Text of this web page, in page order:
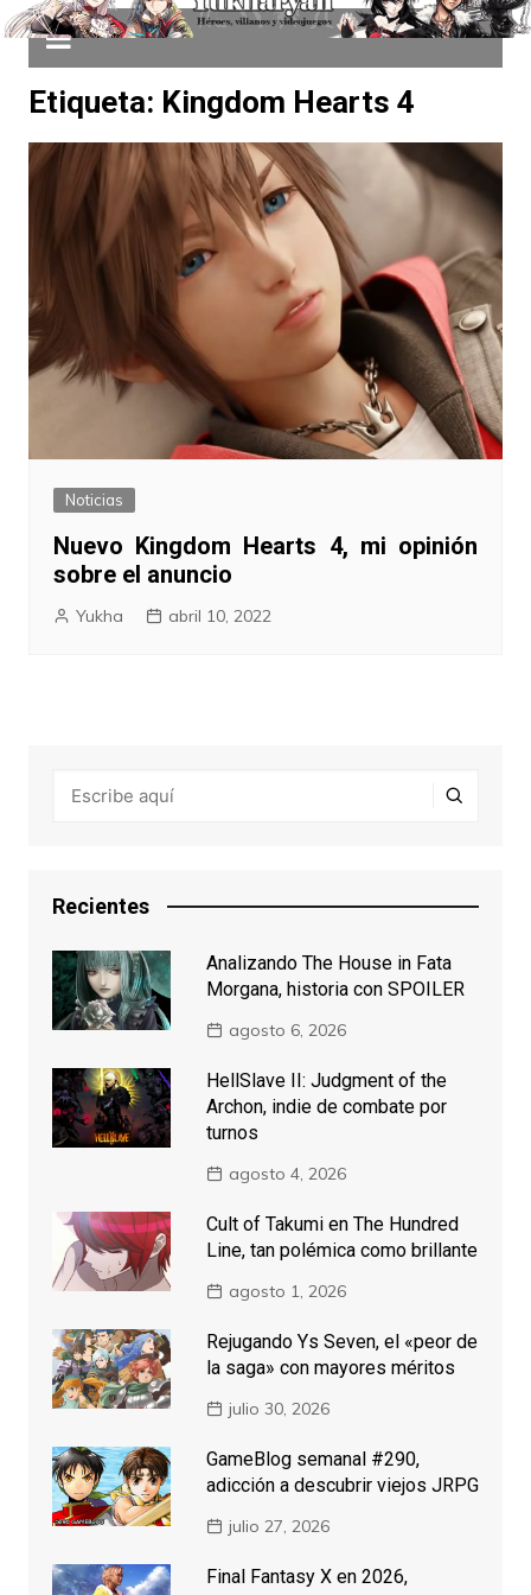
Etiqueta: Kingdom Hearts 4
Noticias
Nuevo Kingdom Hearts 4, mi opinión
sobre el anuncio
Yukha abril 10, 2022
Recientes
Analizando The House in Fata
Morgana, historia con SPOILER
agosto 6, 2026
HellSlave II: Judgment of the
Archon, indie de combate por
turnos
agosto 4, 2026
Cult of Takumi en The Hundred
Line, tan polémica como brillante
agosto 1, 2026
Rejugando Ys Seven, el «peor de
la saga» con mayores méritos
julio 30, 2026
GameBlog semanal #290,
adicción a descubrir viejos JRPG
julio 27, 2026
Final Fantasy X en 2026,